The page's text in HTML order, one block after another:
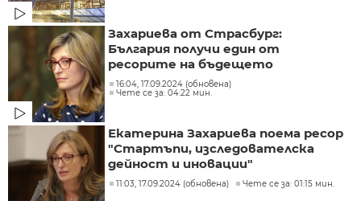
Захариева от Страсбург:
България получи един от
ресорите на бъдещето
16:04, 17.09.2024 (обновена)
Чете се за: 04:22 мин.
Екатерина Захариева поема ресор
"Стартъпи, изследователска
дейност и иновации"
11:03, 17.09.2024 (обновена) Чете се за: 01:15 мин.